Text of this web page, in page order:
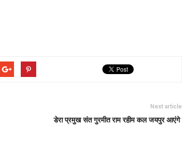
Next article
डेरा प्रमुख संत गुरमीत राम रहीम कल जयपुर आएंगे